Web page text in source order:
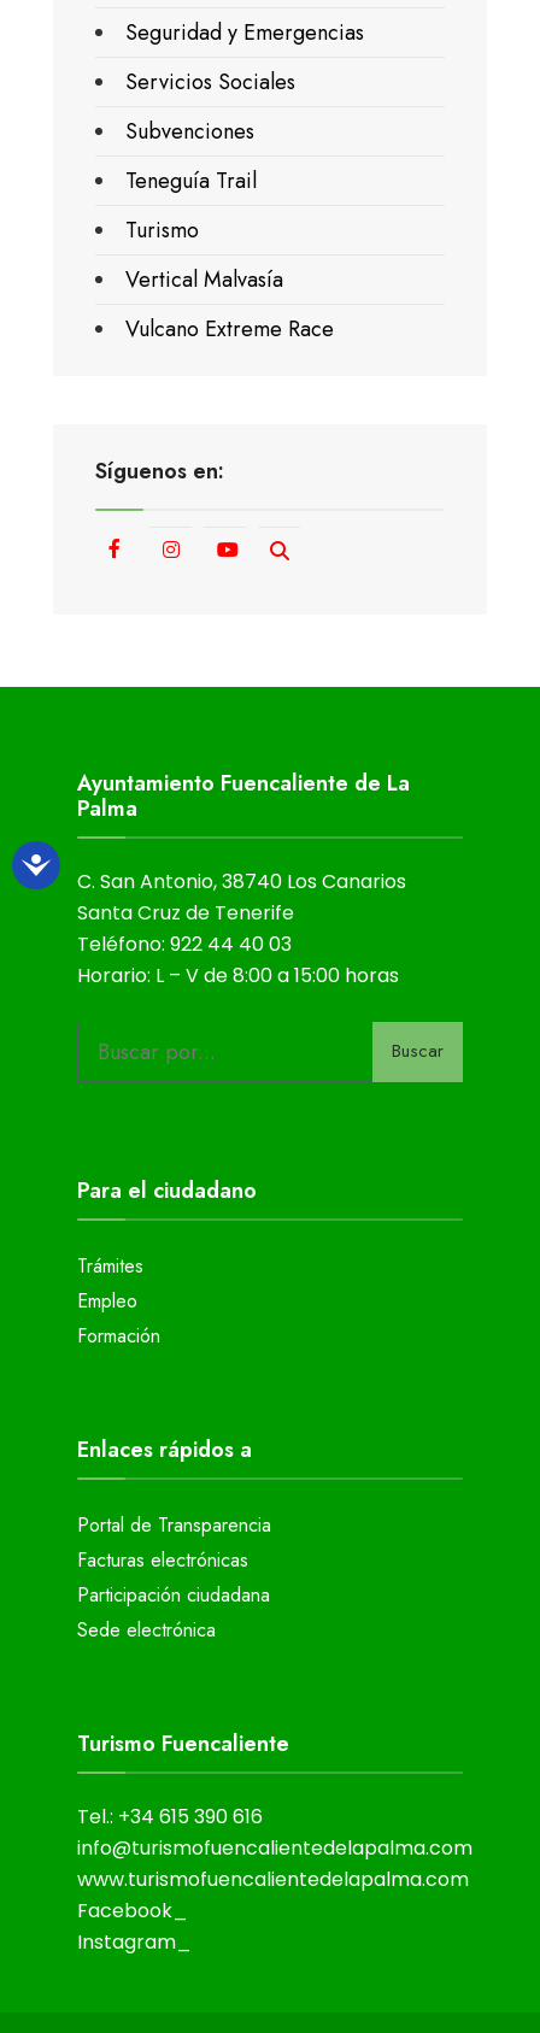
Seguridad y Emergencias
Servicios Sociales
Subvenciones
Teneguía Trail
Turismo
Vertical Malvasía
Vulcano Extreme Race
Síguenos en:
Ayuntamiento Fuencaliente de La
Palma
C. San Antonio, 38740 Los Canarios
Santa Cruz de Tenerife
Teléfono: 922 44 40 03
Horario: L – V de 8:00 a 15:00 horas
Buscar
Para el ciudadano
Trámites
Empleo
Formación
Enlaces rápidos a
Portal de Transparencia
Facturas electrónicas
Participación ciudadana
Sede electrónica
Turismo Fuencaliente
Tel.: +34 615 390 616
info@turismofuencalientedelapalma.com
www.turismofuencalientedelapalma.com
Facebook_
Instagram_